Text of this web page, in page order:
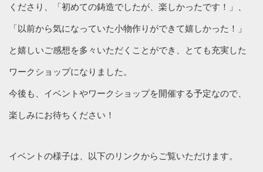
くださり、「初めての鋳造でしたが、楽しかったです！」、
「以前から気になっていた小物作りができて嬉しかった！」
と嬉しいご感想を多々いただくことができ、とても充実した
ワークショップになりました。
今後も、イベントやワークショップを開催する予定なので、
楽しみにお待ちください！
イベントの様子は、以下のリンクからご覧いただけます。